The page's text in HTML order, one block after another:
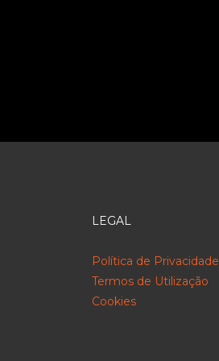
LEGAL
Política de Privacidade
Termos de Utilização
Cookies